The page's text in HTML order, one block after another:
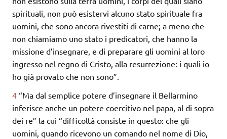
spirituali, non può esistervi alcuno stato spirituale fra
uomini, che sono ancora rivestiti di carne; a meno che
non chiamiamo uno stato i predicatori, che hanno la
missione d’insegnare, e di preparare gli uomini al loro
ingresso nel regno di Cristo, alla resurrezione: i quali io
ho già provato che non sono”.
4 “Ma dal semplice potere d’insegnare il Bellarmino
inferisce anche un potere coercitivo nel papa, al di sopra
dei re” la cui “difficoltà consiste in questo: che gli
uomini, quando ricevono un comando nel nome di Dio,